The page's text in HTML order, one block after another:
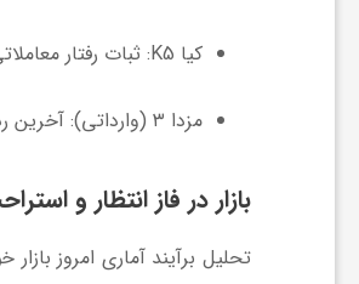
کیا K5: ثبات رفتار
مزدا ۳ (وارداتی): آخرین
بازار در فاز انتظار و
تحلیل برآیند آماری امروز